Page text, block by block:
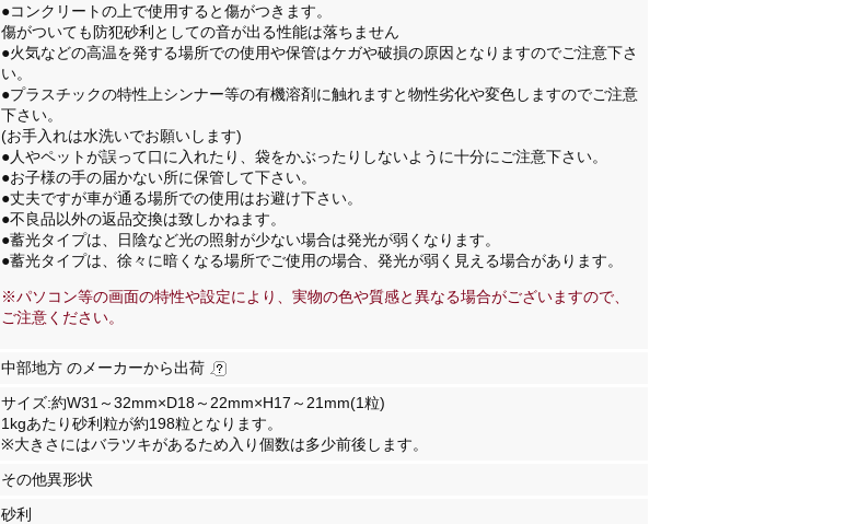
●コンクリートの上で使用すると傷がつきます。
傷がついても防犯砂利としての音が出る性能は落ちません
●火気などの高温を発する場所での使用や保管はケガや破損の原因となりますのでご注意下さ
い。
●プラスチックの特性上シンナー等の有機溶剤に触れますと物性劣化や変色しますのでご注意
下さい。
(お手入れは水洗いでお願いします)
●人やペットが誤って口に入れたり、袋をかぶったりしないように十分にご注意下さい。
●お子様の手の届かない所に保管して下さい。
●丈夫ですが車が通る場所での使用はお避け下さい。
●不良品以外の返品交換は致しかねます。
●蓄光タイプは、日陰など光の照射が少ない場合は発光が弱くなります。
●蓄光タイプは、徐々に暗くなる場所でご使用の場合、発光が弱く見える場合があります。
※パソコン等の画面の特性や設定により、実物の色や質感と異なる場合がございますので、
ご注意ください。
中部地方 のメーカーから出荷
サイズ:約W31～32mm×D18～22mm×H17～21mm(1粒)
1kgあたり砂利粒が約198粒となります。
※大きさにはバラツキがあるため入り個数は多少前後します。
その他異形状
砂利